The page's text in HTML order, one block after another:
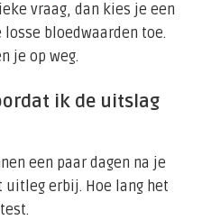
vraag, dan kies je een
bloedwaarden toe.
je op weg.
ik de uitslag
een paar dagen na je
erbij. Hoe lang het